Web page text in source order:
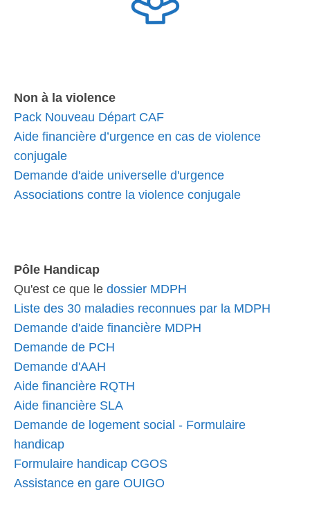
Non à la violence
Pack Nouveau Départ CAF
Aide financière d’urgence en cas de violence
conjugale
Demande d'aide universelle d'urgence
Associations contre la violence conjugale
Pôle Handicap
Qu'est ce que le dossier MDPH
Liste des 30 maladies reconnues par la MDPH
Demande d'aide financière MDPH
Demande de PCH
Demande d'AAH
Aide financière RQTH
Aide financière SLA
Demande de logement social - Formulaire
handicap
Formulaire handicap CGOS
Assistance en gare OUIGO